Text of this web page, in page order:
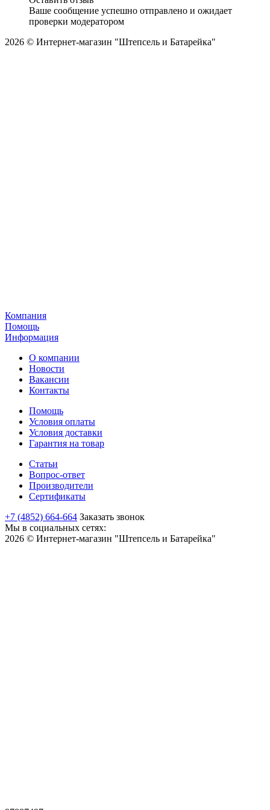
Ваше сообщение успешно отправлено и ожидает
проверки модератором
2026 © Интернет-магазин "Штепсель и Батарейка"
Компания
Помощь
Информация
О компании
Новости
Вакансии
Контакты
Помощь
Условия оплаты
Условия доставки
Гарантия на товар
Статьи
Вопрос-ответ
Производители
Сертификаты
+7 (4852) 664-664 Заказать звонок
Мы в социальных сетях:
2026 © Интернет-магазин "Штепсель и Батарейка"